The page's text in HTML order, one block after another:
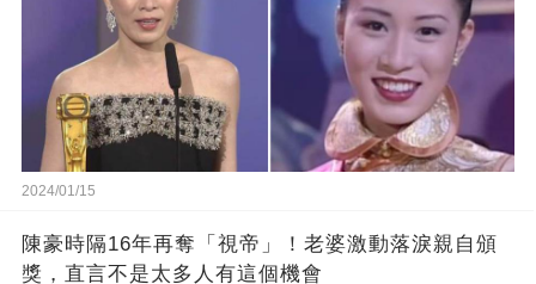
2024/01/15
陳豪時隔16年再奪「視帝」！老婆激動落淚親自頒
獎，直言不是太多人有這個機會